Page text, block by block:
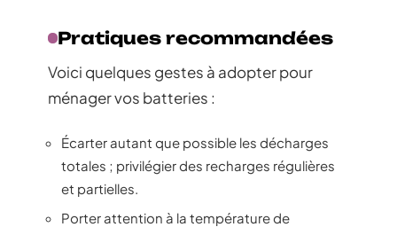
Pratiques recommandées
Voici quelques gestes à adopter pour
ménager vos batteries :
Écarter autant que possible les décharges
totales ; privilégier des recharges régulières
et partielles.
Porter attention à la température de